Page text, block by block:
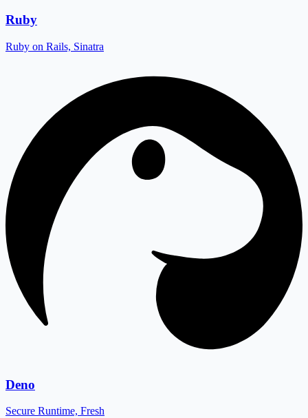
Ruby
Ruby on Rails, Sinatra
Deno
Secure Runtime, Fresh